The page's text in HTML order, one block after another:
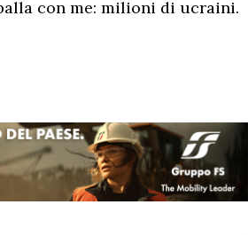
con me: milioni di ucraini.